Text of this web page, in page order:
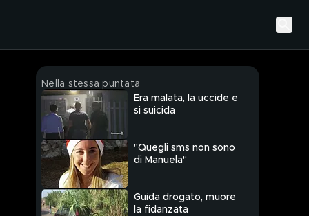
Nella stessa puntata
Era malata, la uccide e
si suicida
"Quegli sms non sono
di Manuela"
Guida drogato, muore
la fidanzata